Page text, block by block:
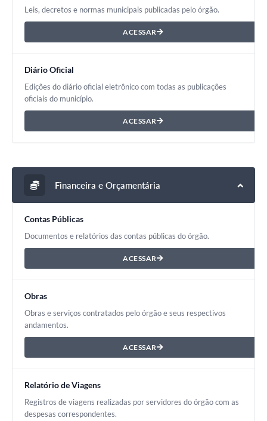
Leis, decretos e normas municipais publicadas pelo órgão.
ACESSAR
Diário Oficial
Edições do diário oficial eletrônico com todas as publicações
oficiais do município.
ACESSAR
Financeira e Orçamentária
Contas Públicas
Documentos e relatórios das contas públicas do órgão.
ACESSAR
Obras
Obras e serviços contratados pelo órgão e seus respectivos
andamentos.
ACESSAR
Relatório de Viagens
Registros de viagens realizadas por servidores do órgão com as
despesas correspondentes.